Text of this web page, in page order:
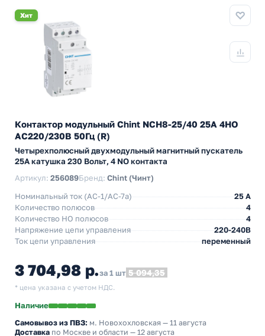
Хит
Контактор модульный Chint NCH8-25/40 25A 4НО
AC220/230В 50Гц (R)
Четырехполюсный двухмодульный магнитный пускатель
25А катушка 230 Вольт, 4 NO контакта
Артикул: 256089Бренд: Chint (Чинт)
Номинальный ток (АС-1/AC-7a)
25 A
Количество полюсов
4
Количество НO полюсов
4
Напряжение цепи управления
220-240В
Ток цепи управления
переменный
3 704,98 р.за 1 шт 5 094,35
* цена указана с учетом НДС.
Наличие
Самовывоз из ПВЗ: м. Новохохловская — 11 августа
Доставка по Москве и области — 12 августа